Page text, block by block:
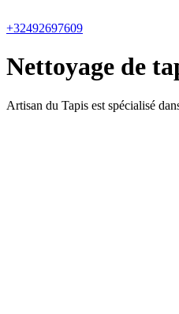
+32492697609
Nettoyage de
Artisan du Tapis est spécialisé